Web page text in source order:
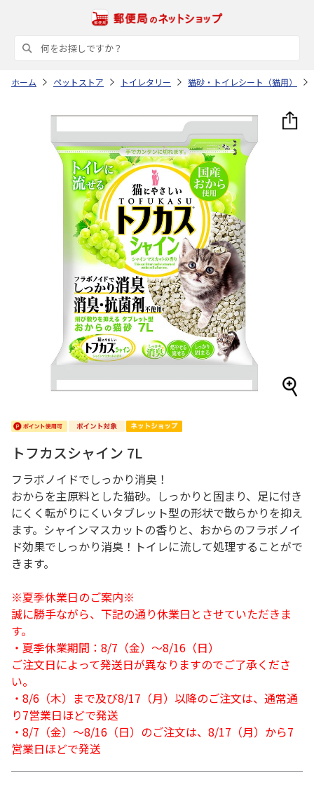
ホーム ペットストア トイレタリー 猫砂・トイレシート（猫用）
トフカスシャイン 7L
フラボノイドでしっかり消臭！
おからを主原料とした猫砂。しっかりと固まり、足に付き
にくく転がりにくいタブレット型の形状で散らかりを抑え
ます。シャインマスカットの香りと、おからのフラボノイ
ド効果でしっかり消臭！トイレに流して処理することがで
きます。
※夏季休業日のご案内※
誠に勝手ながら、下記の通り休業日とさせていただきま
す。
・夏季休業期間：8/7（金）～8/16（日）
ご注文日によって発送日が異なりますのでご了承くださ
い。
・8/6（木）まで及び8/17（月）以降のご注文は、通常通
り7営業日ほどで発送
・8/7（金）～8/16（日）のご注文は、8/17（月）から7
営業日ほどで発送